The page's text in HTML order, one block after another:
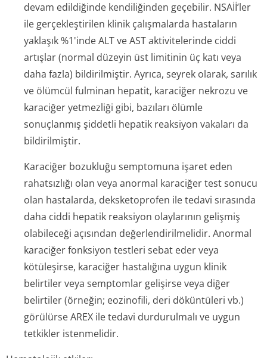
devam edildiğinde kendiliğinden geçebilir. NSAİİ’ler
ile gerçekleştirilen klinik çalışmalarda hastaların
yaklaşık %1'inde ALT ve AST aktivitelerinde ciddi
artışlar (normal düzeyin üst limitinin üç katı veya
daha fazla) bildirilmiştir. Ayrıca, seyrek olarak, sarılık
ve ölümcül fulminan hepatit, karaciğer nekrozu ve
karaciğer yetmezliği gibi, bazıları ölümle
sonuçlanmış şiddetli hepatik reaksiyon vakaları da
bildirilmiştir.
Karaciğer bozukluğu semptomuna işaret eden
rahatsızlığı olan veya anormal karaciğer test sonucu
olan hastalarda, deksketoprofen ile tedavi sırasında
daha ciddi hepatik reaksiyon olaylarının gelişmiş
olabileceği açısından değerlendiril­melidir. Anormal
karaciğer fonksiyon testleri sebat eder veya
kötüleşirse, karaciğer hastalığına uygun klinik
belirtiler veya semptomlar gelişirse veya diğer
belirtiler (örneğin; eozinofili, deri döküntüleri vb.)
görülürse AREX ile tedavi durdurulmalı ve uygun
tetkikler istenmelidir.